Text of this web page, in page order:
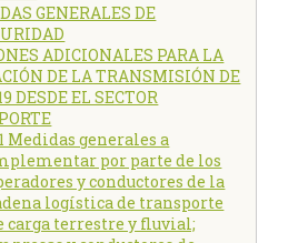
GENERALES DE
ADICIONALES PARA LA
DE LA TRANSMISIÓN DE
DESDE EL SECTOR
Medidas generales a
por parte de los
y conductores de la
logística de transporte
carga terrestre y fluvial;